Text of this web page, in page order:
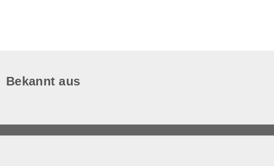
Bekannt aus